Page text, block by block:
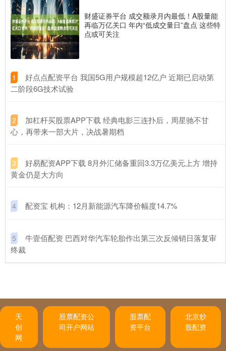
财盛证券平台 成交额录月内最低！A股量能
再临万亿关口 年内“低成交量日”盘点 这些特
点或可关注
1
​好点点配资平台 我国5G用户规模超12亿户 近期已启动第
二阶段6G技术试验
2
​加杠杆买股票APP下载 经典电影三连扑后，周星驰不甘
心，再带来一部大片，决战暑期档
3
​好易配资APP下载 8月外汇储备重回3.3万亿美元上方 增持
黄金仍是大方向
4 ​配资宝 机构：12月新能源汽车降价幅度14.7%
5
​牛壹佰配资 巴西对华汽车轮胎作出第三次反倾销日落复审
终裁
天
创
网
股票配资公
司开户网站
股票配
资平台
北京炒
股配资